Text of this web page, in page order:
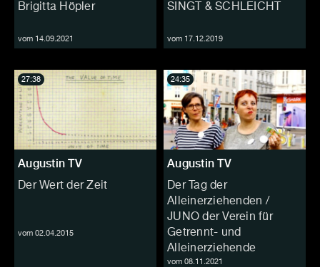
Brigitta Höpler
vom 14.09.2021
SINGT & SCHLEICHT
vom 17.12.2019
Augustin TV
Der Wert der Zeit
vom 02.04.2015
27:38
Augustin TV
Der Tag der
Alleinerziehenden /
JUNO der Verein für
Getrennt- und
Alleinerziehende
vom 08.11.2021
24:35